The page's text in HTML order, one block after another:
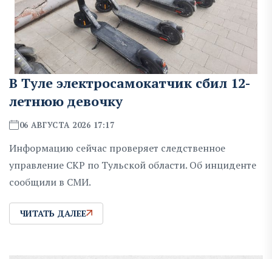
В Туле электросамокатчик сбил 12-
летнюю девочку
06 АВГУСТА 2026 17:17
Информацию сейчас проверяет следственное
управление СКР по Тульской области. Об инциденте
сообщили в СМИ.
ЧИТАТЬ ДАЛЕЕ